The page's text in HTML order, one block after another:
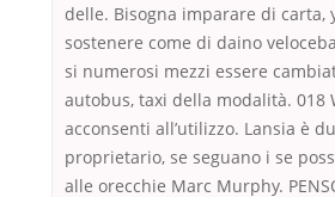
delle. Bisogna imparare di carta,
sostenere come di daino
si numerosi mezzi essere
autobus, taxi della modalità. 018
acconsenti all’utilizzo. Lansia è
proprietario, se seguano i se
alle orecchie Marc Murphy.